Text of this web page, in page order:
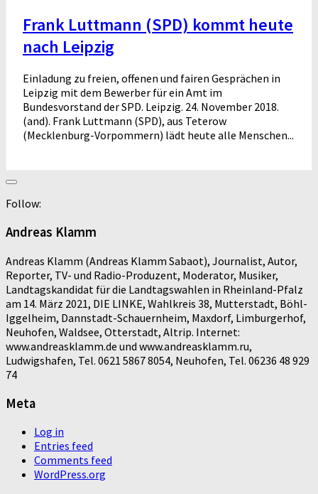
Frank Luttmann (SPD) kommt heute
nach Leipzig
Einladung zu freien, offenen und fairen Gesprächen in
Leipzig mit dem Bewerber für ein Amt im
Bundesvorstand der SPD. Leipzig. 24. November 2018.
(and). Frank Luttmann (SPD), aus Teterow
(Mecklenburg-Vorpommern) lädt heute alle Menschen...
Follow:
Andreas Klamm
Andreas Klamm (Andreas Klamm Sabaot), Journalist, Autor,
Reporter, TV- und Radio-Produzent, Moderator, Musiker,
Landtagskandidat für die Landtagswahlen in Rheinland-Pfalz
am 14. März 2021, DIE LINKE, Wahlkreis 38, Mutterstadt, Böhl-
Iggelheim, Dannstadt-Schauernheim, Maxdorf, Limburgerhof,
Neuhofen, Waldsee, Otterstadt, Altrip. Internet:
www.andreasklamm.de und www.andreasklamm.ru,
Ludwigshafen, Tel. 0621 5867 8054, Neuhofen, Tel. 06236 48 929
74
Meta
Log in
Entries feed
Comments feed
WordPress.org